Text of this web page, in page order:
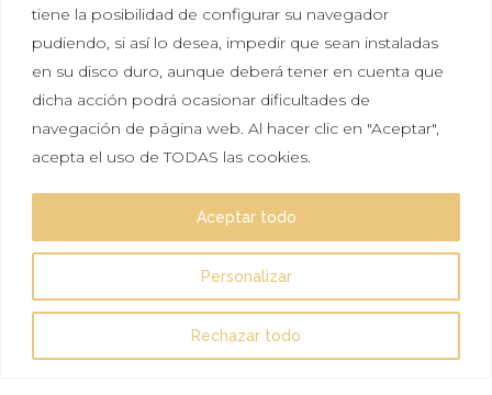
tiene la posibilidad de configurar su navegador
pudiendo, si así lo desea, impedir que sean instaladas
en su disco duro, aunque deberá tener en cuenta que
dicha acción podrá ocasionar dificultades de
navegación de página web. Al hacer clic en "Aceptar",
acepta el uso de TODAS las cookies.
Personalizar
Rechazar todo
Aceptar todo
Política de privacidad | Política de cookies
Aviso
legal
Tal vez aún no sabes lo que significa Hikayat, pero
seguro que lo has sentido más de una vez. Escuchar
vivirla y ser protagonista, solo por un día.
Esperamos que nuestras historias te inspiren.
Síguenos en: